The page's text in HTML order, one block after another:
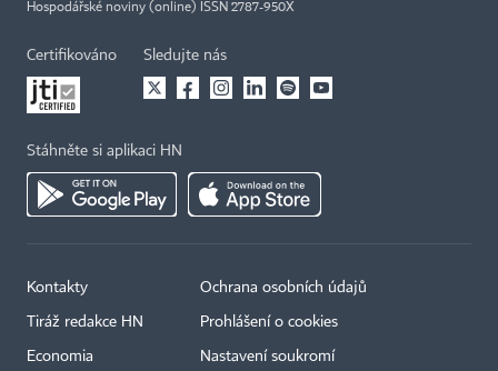
Hospodářské noviny (online) ISSN 2787-950X
Certifikováno Sledujte nás
Stáhněte si aplikaci HN
Kontakty
Tiráž redakce HN
Economia
Ochrana osobních údajů
Prohlášení o cookies
Nastavení soukromí